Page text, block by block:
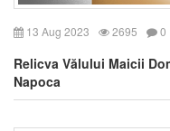
13 Aug 2023 2695 0
Relicva Vălului Maicii
Napoca